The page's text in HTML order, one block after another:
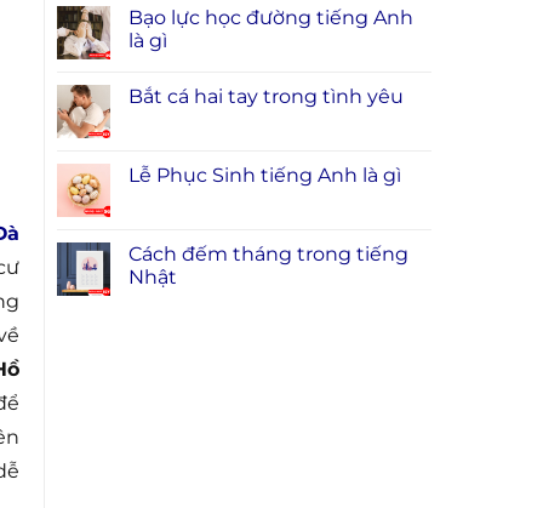
Bạo lực học đường tiếng Anh
là gì
Bắt cá hai tay trong tình yêu
Lễ Phục Sinh tiếng Anh là gì
Cách đếm tháng trong tiếng
Nhật